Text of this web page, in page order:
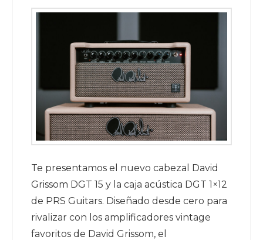
Te presentamos el nuevo cabezal David
Grissom DGT 15 y la caja acústica DGT 1×12
de PRS Guitars. Diseñado desde cero para
rivalizar con los amplificadores vintage
favoritos de David Grissom, el